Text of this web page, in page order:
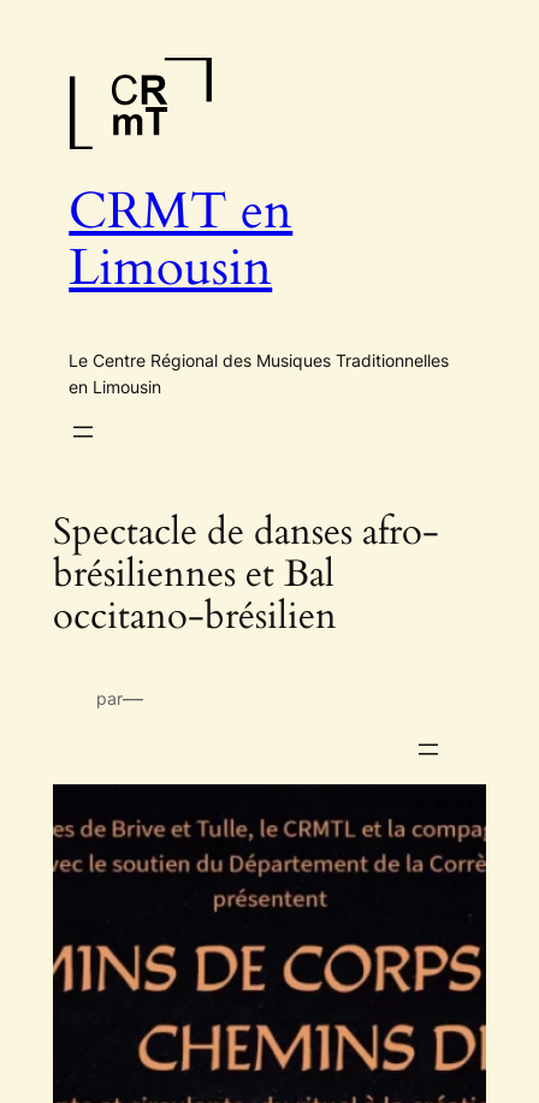
CRMT en
Limousin
Le Centre Régional des Musiques Traditionnelles
en Limousin
Spectacle de danses afro-
brésiliennes et Bal
occitano-brésilien
par—